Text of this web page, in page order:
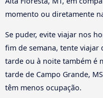
momento ou diretamente
Se puder, evite viajar nos
fim de semana, tente viajar
tarde ou à noite também é
tarde de Campo Grande,
têm menos ocupação.